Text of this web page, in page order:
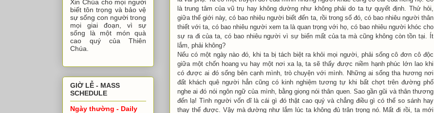
là trung tâm của vũ trụ hay không dường như không phải do ta tự quyết định. Thử hỏi,
giữa thế giới này, có bao nhiêu người biết đến ta, rồi trong số đó, có bao nhiêu người thân
thiết với ta, có bao nhiêu người xem ta là quan trọng với họ, có bao nhiêu người khóc cho
sự ra đi của ta, có bao nhiêu người vì sự biến mất của ta mà cũng không còn tồn tại. Ít
lắm, phải không?
Nếu có một ngày nào đó, khi ta bị tách biệt ra khỏi mọi người, phải sống cô đơn cô độc
giữa một chốn hoang vu hay một nơi xa lạ, ta sẽ thấy được niềm hạnh phúc lớn lao khi
có được ai đó sống bên cạnh mình, trò chuyện với mình. Những ai sống tha hương nơi
đất khách quê người hẳn cũng có kinh nghiệm tương tự khi bất chợt trên đường phố
nghe ai đó nói ngôn ngữ của mình, bằng giọng nói thân quen. Sao gần gũi và thân thương
đến lạ! Tình người vốn dĩ là cái gì đó thật cao quý và chẳng điều gì có thể so sánh hay
thay thế được. Vậy mà dường như lắm lúc ta không đủ trân trọng nó. Mất đi rồi, ta mới
Xin Chúa cho mọi người
biết tôn trọng và bảo vệ
sự sống con người trong
mọi giai đoạn, vì sự
sống là một món quà
cao quý của Thiên
Chúa.
GIỜ LỄ - MASS
SCHEDULE
Ngày thường - Daily